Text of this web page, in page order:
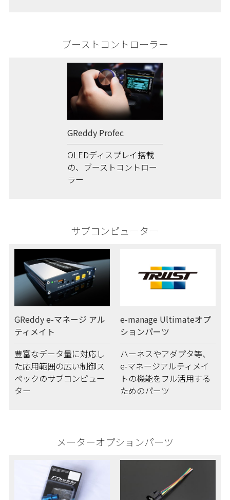
ブーストコントローラー
GReddy Profec
OLEDディスプレイ搭載
の、ブーストコントロー
ラー
サブコンピューター
GReddy e-マネージ アル
ティメイト
豊富なデータ量に対応し
た応用範囲の広い制御ス
ペックのサブコンピュー
ター
e-manage Ultimateオプ
ションパーツ
ハーネスやアダプタ等、
e-マネージアルティメイ
トの機能をフル活用する
ためのパーツ
メーターオプションパーツ